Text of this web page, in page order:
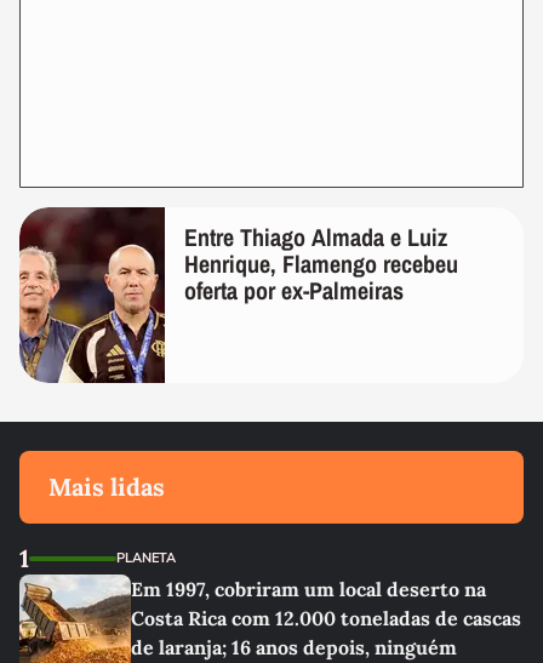
Entre Thiago Almada e Luiz
Henrique, Flamengo recebeu
oferta por ex-Palmeiras
Mais lidas
1 PLANETA
Em 1997, cobriram um local deserto na
Costa Rica com 12.000 toneladas de cascas
de laranja; 16 anos depois, ninguém